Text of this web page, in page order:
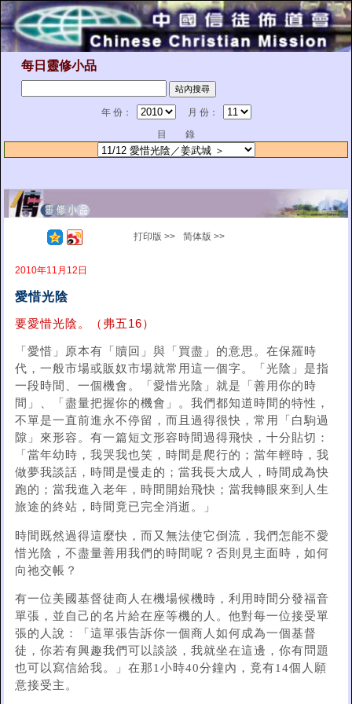
每日靈修小品
年 份：
月 份：
目 錄
打印版 >> 简体版 >>
2010年11月12日
愛惜光陰
要愛惜光陰。（弗五16）
「愛惜」原本有「贖回」與「買盡」的意思。在保羅時
代，一般市場或販奴市場就常用這一個字。「光陰」是指
一段時間、一個機會。「愛惜光陰」就是「善用你的時
間」、「盡量把握你的機會」。我們都知道時間的特性，
不單是一直前進永不停留，而且過得很快，常用「白駒過
隙」來形容。有一篇短文形容時間過得飛快，十分貼切：
「當年幼時，我哭我也笑，時間是爬行的；當年輕時，我
做夢我談話，時間是慢走的；當我長大成人，時間成為快
跑的；當我進入老年，時間開始飛快；當我轉眼來到人生
旅途的終站，時間竟已完全消逝。」
時間既然過得這麼快，而又無法使它倒流，我們怎能不愛
惜光陰，不盡量善用我們的時間呢？否則見主面時，如何
向祂交帳？
有一位美國基督徒商人在機場候機時，利用時間分發福音
單張，並自己的名片給在座等機的人。他對每一位接受單
張的人說：「這單張告訴你一個商人如何成為一個基督
徒，你若有興趣我們可以談談，我就坐在這邊，你有問題
也可以寫信給我。」在那1小時40分鐘內，竟有14個人願
意接受主。